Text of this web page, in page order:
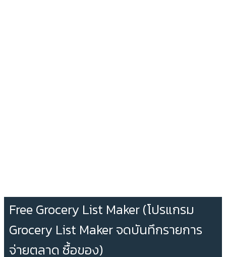
Free Grocery List Maker (โปรแกรม
Grocery List Maker จดบันทึกรายการ
จ่ายตลาด ซื้อของ)